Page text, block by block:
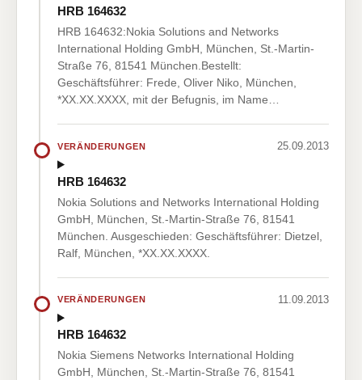
HRB 164632
HRB 164632:Nokia Solutions and Networks
International Holding GmbH, München, St.-Martin-
Straße 76, 81541 München.Bestellt:
Geschäftsführer: Frede, Oliver Niko, München,
*XX.XX.XXXX, mit der Befugnis, im Name…
VERÄNDERUNGEN 25.09.2013
HRB 164632
Nokia Solutions and Networks International Holding
GmbH, München, St.-Martin-Straße 76, 81541
München. Ausgeschieden: Geschäftsführer: Dietzel,
Ralf, München, *XX.XX.XXXX.
VERÄNDERUNGEN 11.09.2013
HRB 164632
Nokia Siemens Networks International Holding
GmbH, München, St.-Martin-Straße 76, 81541